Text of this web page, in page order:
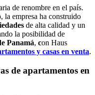
de renombre en el país.
la empresa ha construido
de alta calidad y un
la posibilidad de
Panamá, con Haus
y casas en venta.
de apartamentos en